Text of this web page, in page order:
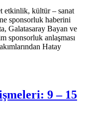
etkinlik, kültür – sanat
sponsorluk haberini
Galatasaray Bayan ve
sponsorluk anlaşması
Hatay
9 – 15